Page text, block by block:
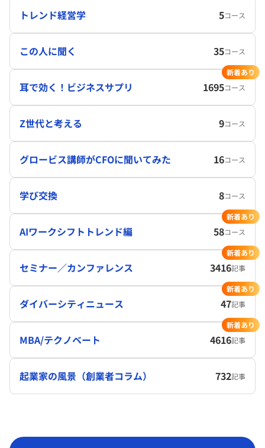
トレンド経営学 5コース
この人に聞く 35コース
耳で効く！ビジネスサプリ 1695コース
新着あり
Z世代と考える 9コース
グロービス講師がCFOに聞いてみた 16コース
学び交換 8コース
AIワークシフトトレンド編 58コース
新着あり
セミナー／カンファレンス 3416記事
新着あり
ダイバーシティニュース 47記事
新着あり
MBA/テクノベート 4616記事
新着あり
起業家の風景（創業者コラム） 732記事